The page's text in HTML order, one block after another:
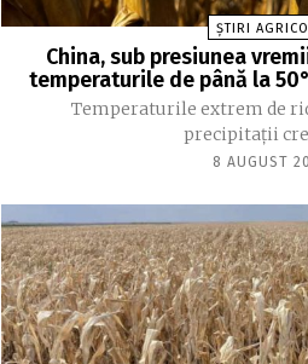
ȘTIRI
China, sub presiunea
temperaturile de până la
Temperaturile extrem de
precipitații
8 AUGUST